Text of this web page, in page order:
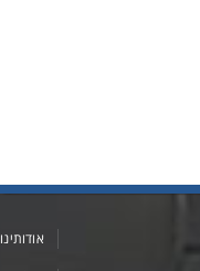
אודותינו